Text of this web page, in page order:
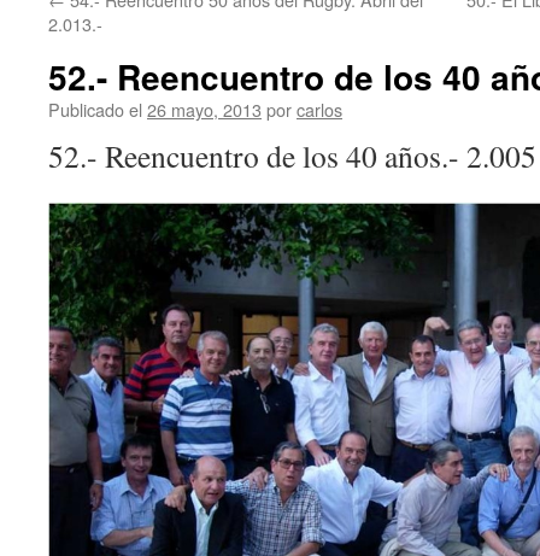
2.013.-
52.- Reencuentro de los 40
Publicado el 26 mayo, 2013 porcarlos
52.- Reencuentro de los 40 años.- 2.005